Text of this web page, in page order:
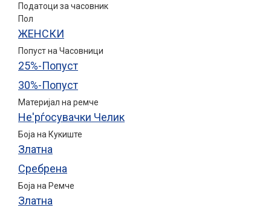
Податоци за часовник
Пол
ЖЕНСКИ
Попуст на Часовници
25%-Попуст
30%-Попуст
Материјал на ремче
Не'рѓосувачки Челик
Боја на Кукиште
Златна
Сребрена
Боја на Ремче
Златна